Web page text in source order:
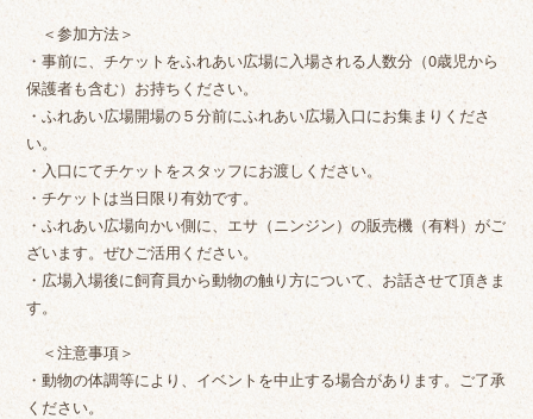
＜参加方法＞
・事前に、チケットをふれあい広場に入場される人数分（0歳児から
保護者も含む）お持ちください。
・ふれあい広場開場の５分前にふれあい広場入口にお集まりくださ
い。
・入口にてチケットをスタッフにお渡しください。
・チケットは当日限り有効です。
・ふれあい広場向かい側に、エサ（ニンジン）の販売機（有料）がご
ざいます。ぜひご活用ください。
・広場入場後に飼育員から動物の触り方について、お話させて頂きま
す。
＜注意事項＞
・動物の体調等により、イベントを中止する場合があります。ご了承
ください。